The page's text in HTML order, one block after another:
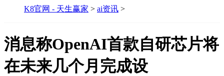
K8官网 - 天生赢家 > ai资讯 >
消息称OpenAI首款自研芯片将
在未来几个月完成设